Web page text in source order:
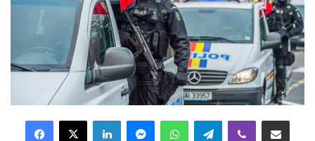
Facebook
X LinkedInMessengerWhatsAppTelegramViber Distribuie prin mail